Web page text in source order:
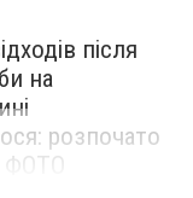
після
на
розпочато
ФОТО